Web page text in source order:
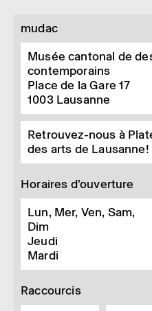
mudac
Musée cantonal de
contemporains
Place de la Gare 17
1003 Lausanne
Retrouvez-nous à
des arts de Lausanne!
Horaires d’ouverture
Lun, Mer, Ven, Sam,
Dim
Jeudi
Mardi
Raccourcis